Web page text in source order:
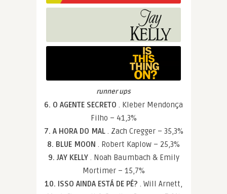
runner ups
6. O AGENTE SECRETO . Kleber Mendonça
Filho – 41,3%
7. A HORA DO MAL . Zach Cregger – 35,3%
8. BLUE MOON . Robert Kaplow – 25,3%
9. JAY KELLY . Noah Baumbach & Emily
Mortimer – 15,7%
10. ISSO AINDA ESTÁ DE PÉ? . Will Arnett,